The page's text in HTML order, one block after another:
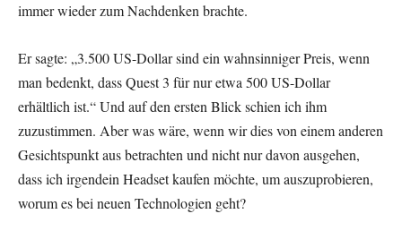
immer wieder zum Nachdenken brachte.
Er sagte: „3.500 US-Dollar sind ein wahnsinniger Preis, wenn
man bedenkt, dass Quest 3 für nur etwa 500 US-Dollar
erhältlich ist.“ Und auf den ersten Blick schien ich ihm
zuzustimmen. Aber was wäre, wenn wir dies von einem anderen
Gesichtspunkt aus betrachten und nicht nur davon ausgehen,
dass ich irgendein Headset kaufen möchte, um auszuprobieren,
worum es bei neuen Technologien geht?